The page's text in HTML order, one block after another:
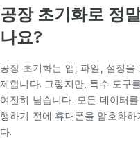
공장 초기화로 정
나요?
공장 초기화는 앱, 파일, 설정
제합니다. 그렇지만, 특수 도구
여전히 남습니다. 모든 데이터
행하기 전에 휴대폰을 암호화
다.